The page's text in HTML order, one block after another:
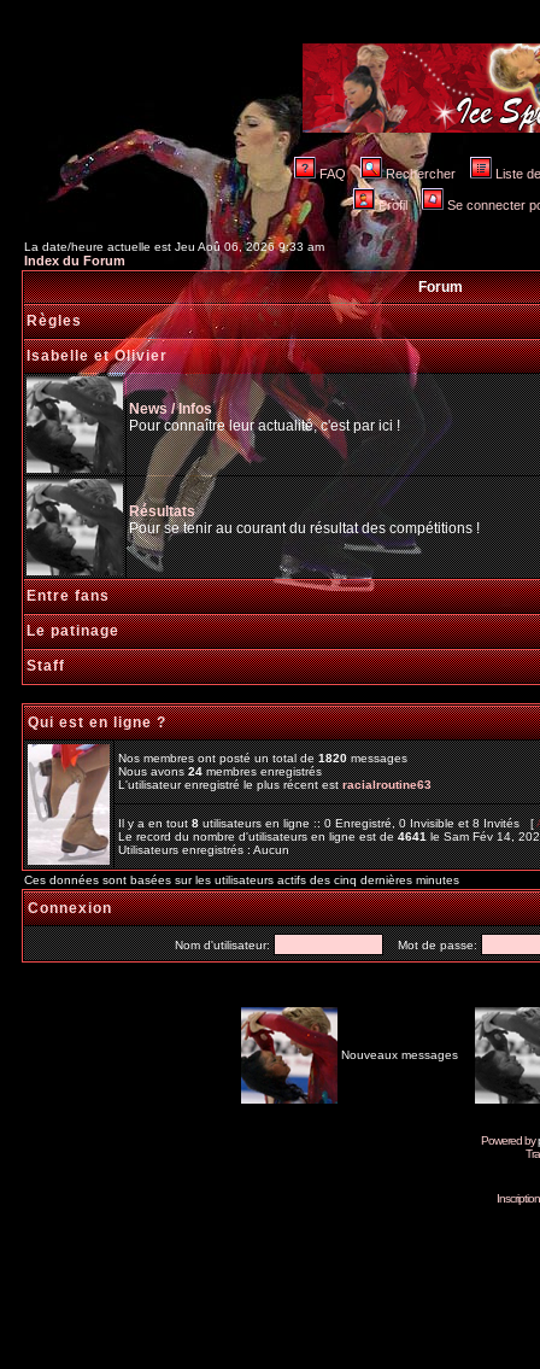
FAQ Rechercher Liste
Profil Se connecter
La date/heure actuelle est Jeu Aoû 06, 2026 9:33 am
Index du Forum
Forum
Règles
Isabelle et Olivier
News / Infos
Pour connaître leur actualité, c'est par ici !
Résultats
Pour se tenir au courant du résultat des compétitions !
Entre fans
Le patinage
Staff
Qui est en ligne ?
Nos membres ont posté un total de1820messages
Nous avons24membres enregistrés
L'utilisateur enregistré le plus récent estracialroutine63
Il y a en tout8utilisateurs en ligne :: 0 Enregistré, 0 Invisible et 8 Invités [
Le record du nombre d'utilisateurs en ligne est de4641le Sam Fév 14,
Utilisateurs enregistrés : Aucun
Ces données sont basées sur les utilisateurs actifs des cinq dernières minutes
Connexion
Nom d'utilisateur: Mot de passe:
Nouveaux messages
Powered by